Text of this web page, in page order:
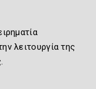
λειτουργία της